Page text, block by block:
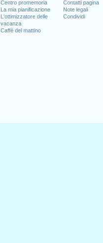
Centro promemoria
La mia pianificazione
L'ottimizzatore delle
vacanza
Caffè del mattino
Contatti pagina
Note legali
Condividi